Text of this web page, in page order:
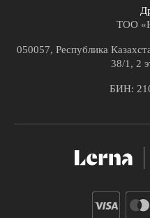
ТОО
050057, Республика
38/1, 2
БИН: